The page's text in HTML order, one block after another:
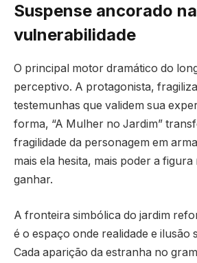
Suspense ancorado na
vulnerabilidade
O principal motor dramático do
perceptivo. A protagonista,
testemunhas que validem sua
forma, “A Mulher no Jardim”
fragilidade da personagem em
mais ela hesita, mais poder a
ganhar.
A fronteira simbólica do jardim
é o espaço onde realidade e ilusão
Cada aparição da estranha no